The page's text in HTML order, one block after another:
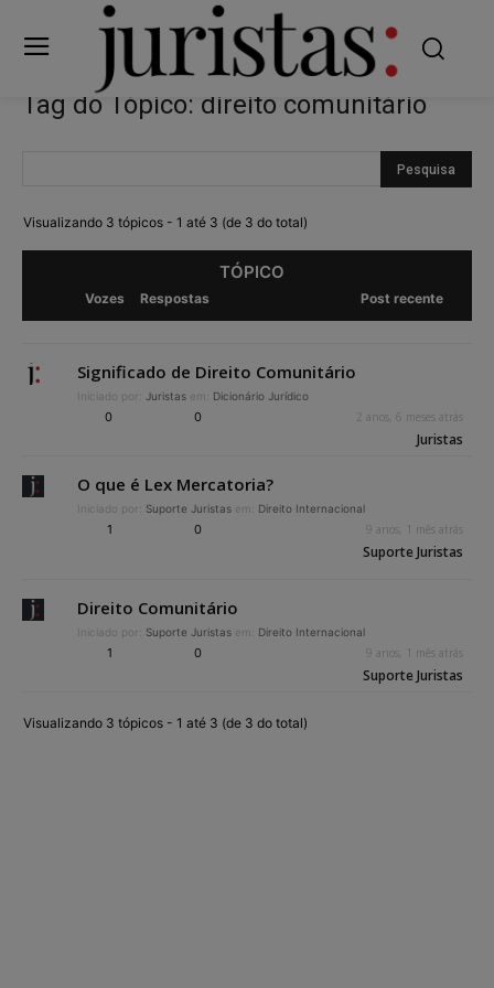
Tag do Tópico: direito comunitário
Visualizando 3 tópicos - 1 até 3 (de 3 do total)
TÓPICO
Vozes Respostas Post recente
Significado de Direito Comunitário
Iniciado por: Juristas em: Dicionário Jurídico
0 0 2 anos, 6 meses atrás
Juristas
O que é Lex Mercatoria?
Iniciado por: Suporte Juristas em: Direito Internacional
1 0 9 anos, 1 mês atrás
Suporte Juristas
Direito Comunitário
Iniciado por: Suporte Juristas em: Direito Internacional
1 0 9 anos, 1 mês atrás
Suporte Juristas
Visualizando 3 tópicos - 1 até 3 (de 3 do total)